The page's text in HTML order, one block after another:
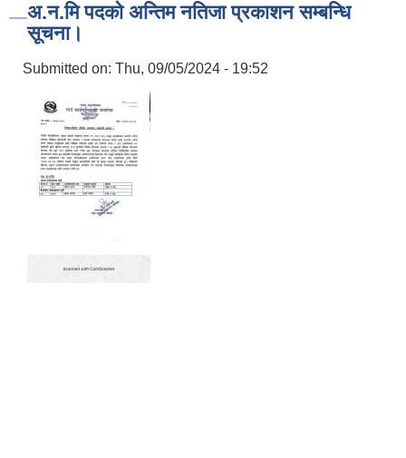
अ‍‍‍.न.मि पदकाे अन्तिम नतिजा प्रकाशन सम्बन्धि
सूचना।
Submitted on: Thu, 09/05/2024 - 19:52